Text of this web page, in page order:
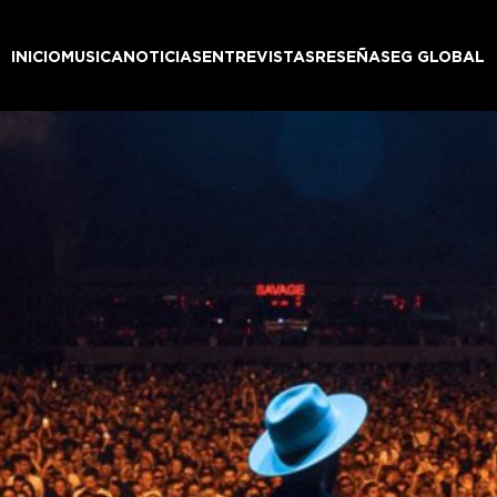
INICIOMUSICANOTICIASENTREVISTASRESEÑASEG GLOBAL